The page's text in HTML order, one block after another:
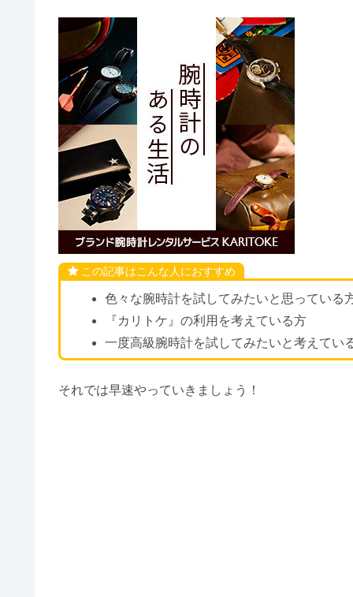
この記事はこんな人におすすめ
色々な腕時計を試してみたいと思っている
『カリトケ』の利用を考えている方
一度高級腕時計を試してみたいと考えてい
それでは早速やっていきましょう！